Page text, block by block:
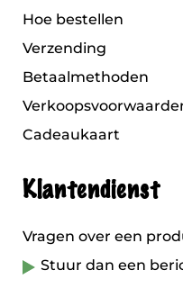
Hoe bestellen
Verzending
Betaalmethoden
Cadeaukaart
Klantendienst
Vragen over een
Stuur dan een